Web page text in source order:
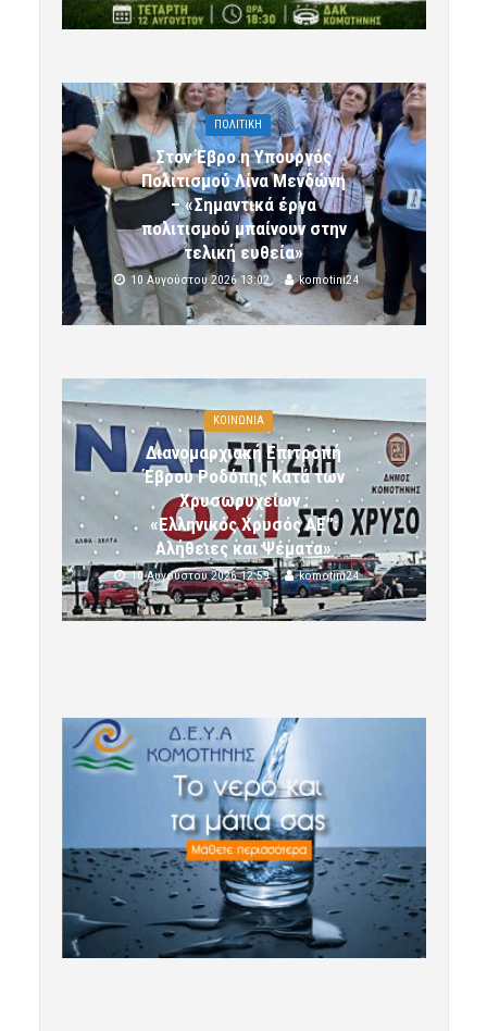
ΠΟΛΙΤΙΚΗ
Στον Έβρο η Υπουργός
Πολιτισμού Λίνα Μενδώνη
– «Σημαντικά έργα
πολιτισμού μπαίνουν στην
τελική ευθεία»
10 Αυγούστου 2026 13:02 komotini24
ΚΟΙΝΩΝΙΑ
Διανομαρχιακή Επιτροπή
Έβρου Ροδόπης Κατά των
Χρυσωρυχείων :
«Ελληνικός Χρυσός ΑΕ”:
Αλήθειες και Ψέματα»
10 Αυγούστου 2026 12:59 komotini24